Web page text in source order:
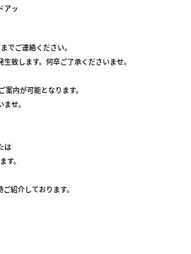
アッ
でご連絡ください。
致します。何卒ご了承くださいませ。
内が可能となります。
せ。
は
す。
紹介しております。